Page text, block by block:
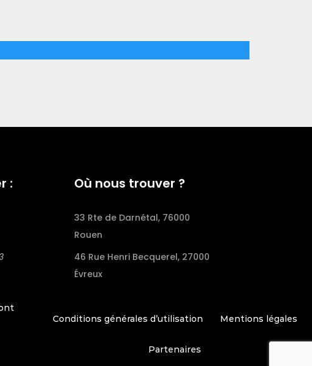
: Où nous trouver ?
33 Rte de Darnétal, 76000
Rouen
46 Rue Henri Becquerel, 27000
Évreux
Conditions générales d’utilisation Mentions légales
Partenaires